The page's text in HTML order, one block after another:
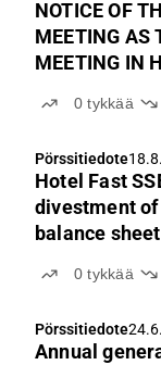
NOTICE OF
MEETING AS
MEETING IN
0tykkää
Pörssitiedote
Hotel Fast
divestment of
balance
0tykkää
Pörssitiedote
Annual